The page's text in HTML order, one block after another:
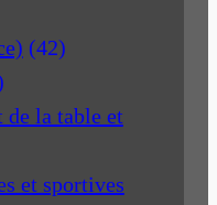
(42)
de la table et
et sportives